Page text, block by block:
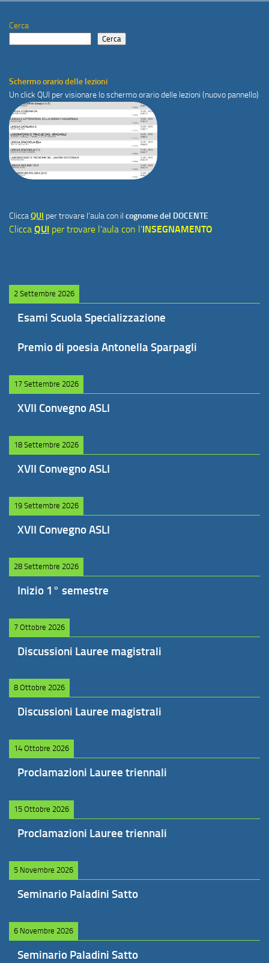
Cerca
Cerca
Schermo orario delle lezioni
Un click QUI per visionare lo schermo orario delle lezioni (nuovo pannello)
CliccaQUI per trovare l'aula con il cognome del DOCENTE
Clicca QUI per trovare l'aula con l'INSEGNAMENTO
2 Settembre 2026
Esami Scuola Specializzazione
Premio di poesia Antonella Sparpagli
17 Settembre 2026
XVII Convegno ASLI
18 Settembre 2026
XVII Convegno ASLI
19 Settembre 2026
XVII Convegno ASLI
28 Settembre 2026
Inizio 1° semestre
7 Ottobre 2026
Discussioni Lauree magistrali
8 Ottobre 2026
Discussioni Lauree magistrali
14 Ottobre 2026
Proclamazioni Lauree triennali
15 Ottobre 2026
Proclamazioni Lauree triennali
5 Novembre 2026
Seminario Paladini Satto
6 Novembre 2026
Seminario Paladini Satto